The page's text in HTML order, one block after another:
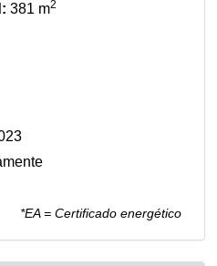
381 m2
*EA = Certificado energético